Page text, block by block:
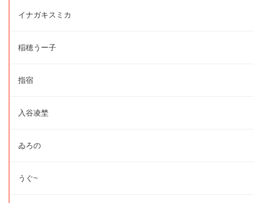
イナガキスミカ
稲穂うー子
指宿
入谷凌埜
ゐろの
うぐ~